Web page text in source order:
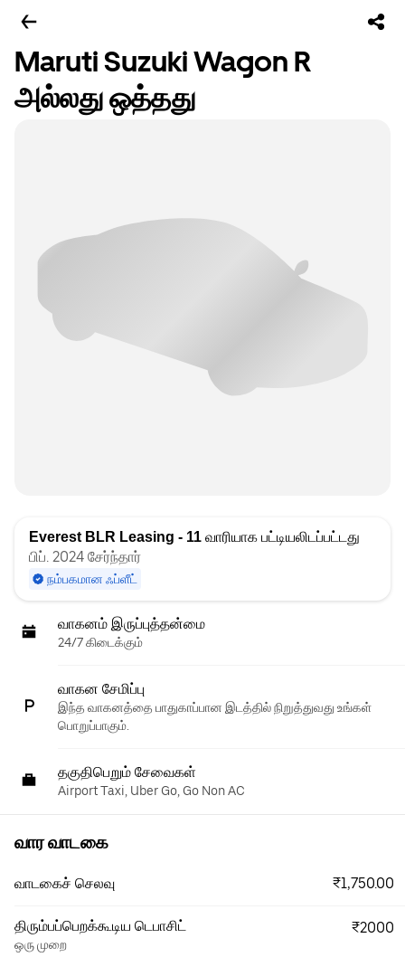
Maruti Suzuki Wagon R
அல்லது ஒத்தது
Everest BLR Leasing - 11 வாரியாக பட்டியலிடப்பட்டது
பிப். 2024 சேர்ந்தார்
நம்பகமான ஃப்ளீட்
வாகனம் இருப்புத்தன்மை
24/7 கிடைக்கும்
வாகன சேமிப்பு
இந்த வாகனத்தை பாதுகாப்பான இடத்தில் நிறுத்துவது உங்கள்
பொறுப்பாகும்.
தகுதிபெறும் சேவைகள்
Airport Taxi, Uber Go, Go Non AC
வார வாடகை
வாடகைச் செலவு ₹1,750.00
திரும்பப்பெறக்கூடிய டெபாசிட்
ஒரு முறை
₹2000